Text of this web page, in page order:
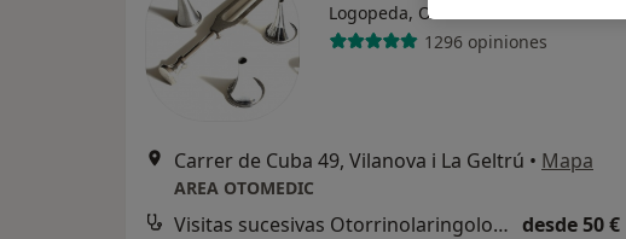
Logopeda, Otorrino
1296 opiniones
Carrer de Cuba 49, Vilanova i La Geltrú • Mapa
AREA OTOMEDIC
Visitas sucesivas Otorrinolaringología desde 50 €